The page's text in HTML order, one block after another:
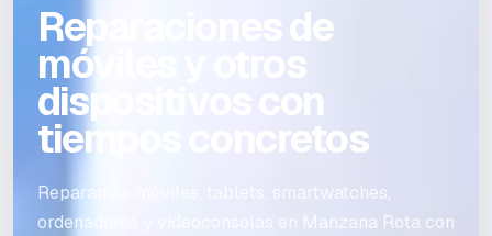
Reparaciones de
móviles y otros
dispositivos con
tiempos concretos
Reparamos móviles, tablets, smartwatches,
ordenadores y videoconsolas en Manzana Rota con